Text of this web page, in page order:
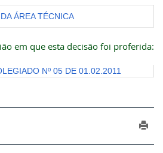
ÁREA TÉCNICA
em que esta decisão foi proferida:
Nº 05 DE 01.02.2011